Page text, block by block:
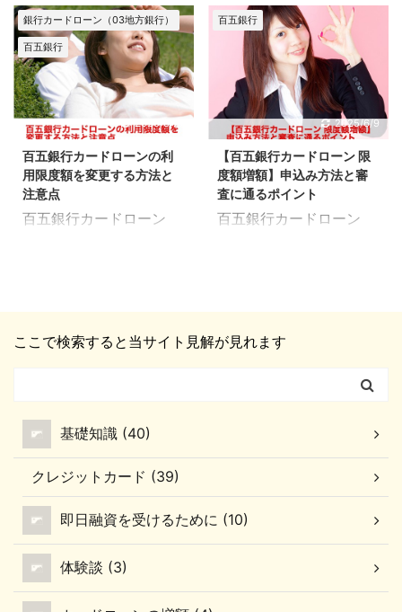
｜遅延との違いとは？ こ
こでのポイント 延滞：
61日以上または3ヶ月以
上の返済遅れ 遅延：61
日未満の返済遅れ（短期
間の遅れ） 返済遅れを指
す言葉に「延滞」と「遅
延」があります。 似たよ
うな意味合 ...
きましょう！ 百五銀行カ
ードローン｜残高不足を
起こした時の対処法 ここ
でのポイント 百五銀行に
すぐ電話 お金があるなら
すぐに支払う すぐ支払え
ない場合は相談する 百五
銀行カードローン
（DREAM）は、毎 ...
DREAM）の返済に遅れ
たら、どうすればいいの
か？ また、どのような問
題が生じるのか？につい
てまとめました。 自動引
き落としで返済が行われ
ますが、引き落としがで
きないと「遅延」扱いに
なります。 そして、様々
なペナルティが生じま
す。 百五銀行カードロー
う お金がない場合は返済
遅れた時は、すぐに電話
連絡をしてく ...
上げについて、詳細をま
とめました。 百五マイカ
ード DREAMは最大500
万円まで、利用限度額を
引き上げることができま
す。 ですが、所定の審査
に通過しないと引き上げ
ることができません。 申
込み方法とあわせて、審
査に通過するためのコツ
をチェックしていきまし
「ネット」もしくは「電
でも申込むことができま
銀行カードローン（03地方銀行）
百五銀行
2020/5/27
百五銀行カードローンの利
用限度額を変更する方法と
注意点
百五銀行カードローン
リーム）は、希望に応じ
円までは10万円単位、以
降は50万円単位の変更と
なります。 限度額の変更
を申込む方法とあわせ
て、申込み時に注意する
ことも確認していきまし
ょう。 百五銀行カードロ
ーンの限度額変更につい
て 百五銀行カードローン
百五銀行
2025/6/9
【百五銀行カードローン 限
度額増額】申込み方法と審
査に通るポイント
百五銀行カードローン
あります。 では、増額審
チェックされるのか？ 審
うすればいいのか？ 増額
の申込み方法と合わせ
て、審査の基準をチェッ
クしていきましょう。 百
五銀行カードローン
（DREAM）の限度額増
額を申込む方法 ここでの
ここで検索すると当サイト見解が見れます
基礎知識 (40)
クレジットカード (39)
即日融資を受けるために (10)
体験談 (3)